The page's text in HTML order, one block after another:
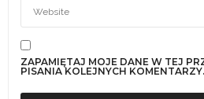
ZAPAMIĘTAJ MOJE DANE W TEJ
PISANIA KOLEJNYCH KOMENTARZY.